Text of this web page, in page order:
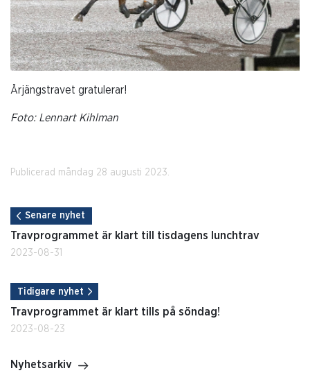
Årjängstravet gratulerar!
Foto: Lennart Kihlman
Publicerad måndag 28 augusti 2023.
Senare nyhet
Travprogrammet är klart till tisdagens lunchtrav
2023-08-31
Tidigare nyhet
Travprogrammet är klart tills på söndag!
2023-08-23
Nyhetsarkiv